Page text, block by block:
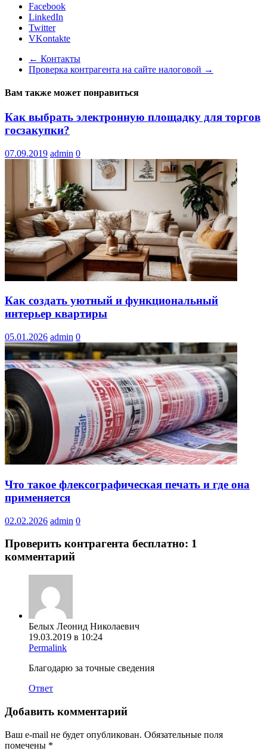
Facebook
LinkedIn
Twitter
VKontakte
← Контакты
Проверка контрагента на сайте налоговой →
Вам также может понравиться
Как выбрать электронную площадку для торгов
госзакупки?
07.09.2019 admin 0
Как создать уютный и функциональный
интерьер квартиры
05.01.2026 admin 0
Что такое флексографическая печать и где она
применяется
02.02.2026 admin 0
Проверить контрагента бесплатно: 1
комментарий
Белых Леонид Николаевич
19.03.2019 в 10:24
Permalink
Благодарю за точные сведения
Ответ
Добавить комментарий
Ваш e-mail не будет опубликован. Обязательные поля
помечены *